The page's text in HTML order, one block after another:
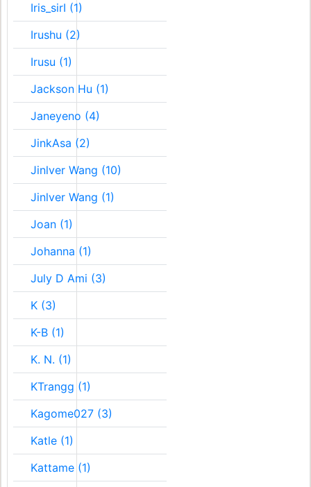
Iris_sirI (1)
Irushu (2)
Irusu (1)
Jackson Hu (1)
Janeyeno (4)
JinkAsa (2)
Jinlver Wang (10)
Jinlver Wang (1)
Joan (1)
Johanna (1)
July D Ami (3)
K (3)
K-B (1)
K. N. (1)
KTrangg (1)
Kagome027 (3)
Katle (1)
Kattame (1)